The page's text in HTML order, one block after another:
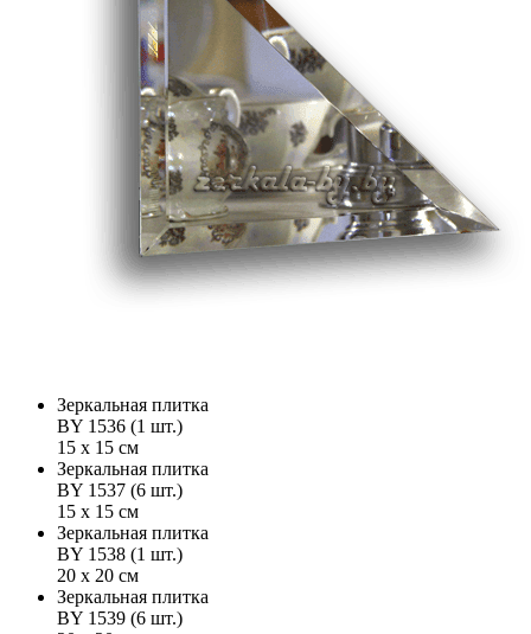
Зеркальная плитка
BY 1536 (1 шт.)
15 х 15 см
Зеркальная плитка
BY 1537 (6 шт.)
15 х 15 см
Зеркальная плитка
BY 1538 (1 шт.)
20 х 20 см
Зеркальная плитка
BY 1539 (6 шт.)